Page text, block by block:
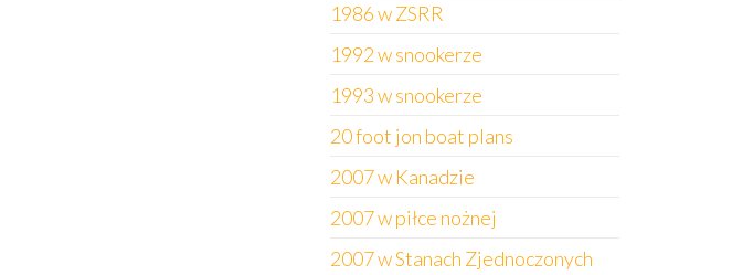
1986 w ZSRR
1992 w snookerze
1993 w snookerze
20 foot jon boat plans
2007 w Kanadzie
2007 w piłce nożnej
2007 w Stanach Zjednoczonych